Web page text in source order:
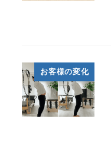
お客様の変化